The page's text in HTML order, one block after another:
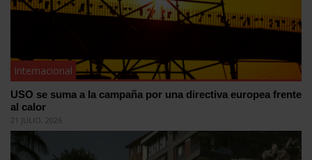
Internacional
USO se suma a la campaña por una directiva europea frente
al calor
21 JULIO, 2026